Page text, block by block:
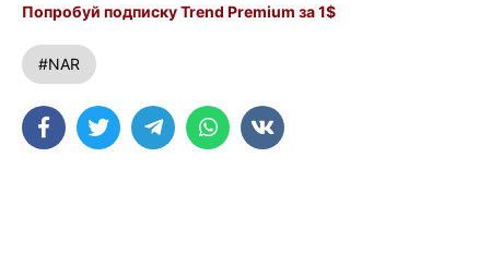
Попробуй подписку Trend Premium за 1$
#NAR